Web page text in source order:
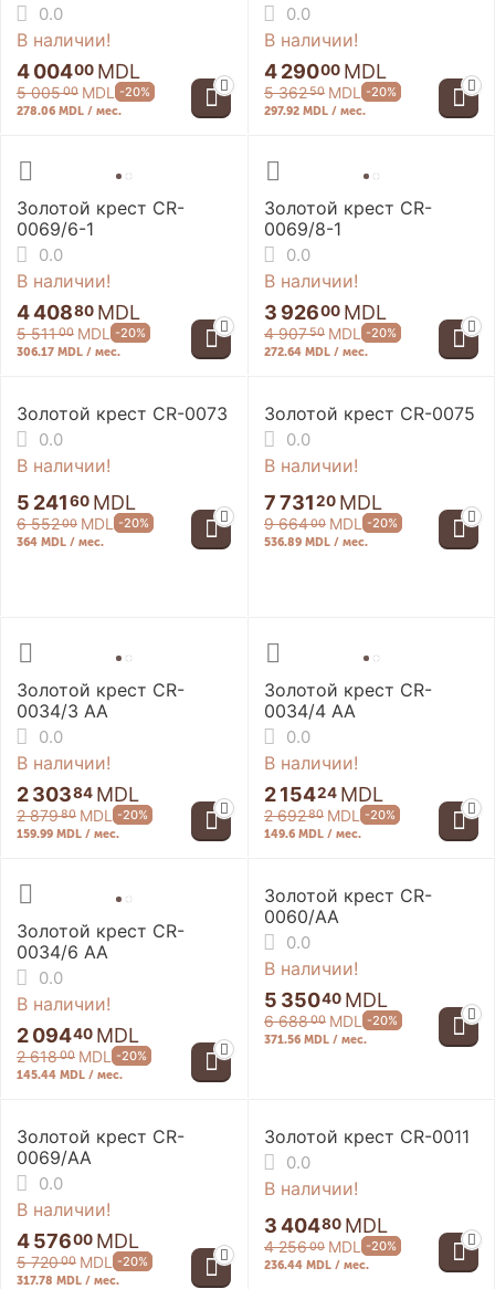
0.0
В наличии!
4 00400 MDL
5 00500 MDL -20%
278.06 MDL / мес.
0.0
В наличии!
4 29000 MDL
5 36250 MDL -20%
297.92 MDL / мес.
Золотой крест CR-
0069/6-1
0.0
В наличии!
4 40880 MDL
5 51100 MDL -20%
306.17 MDL / мес.
Золотой крест CR-
0069/8-1
0.0
В наличии!
3 92600 MDL
4 90750 MDL -20%
272.64 MDL / мес.
Золотой крест CR-0073
0.0
В наличии!
5 241 60 MDL
6 55200 MDL -20%
364 MDL / мес.
Золотой крест CR-0075
0.0
В наличии!
7 731 20 MDL
9 66400 MDL -20%
536.89 MDL / мес.
Золотой крест CR-
0034/3 AA
0.0
В наличии!
2 30384 MDL
2 87980 MDL -20%
159.99 MDL / мес.
Золотой крест CR-
0034/4 AA
0.0
В наличии!
2 15424 MDL
2 69280 MDL -20%
149.6 MDL / мес.
Золотой крест CR-
0034/6 AA
0.0
В наличии!
2 09440 MDL
2 61800 MDL -20%
145.44 MDL / мес.
Золотой крест CR-
0060/AA
0.0
В наличии!
5 35040 MDL
6 68800 MDL -20%
371.56 MDL / мес.
Золотой крест CR-
0069/AA
0.0
В наличии!
4 57600 MDL
5 72000 MDL -20%
317.78 MDL / мес.
Золотой крест CR-0011
0.0
В наличии!
3 40480 MDL
4 25600 MDL -20%
236.44 MDL / мес.